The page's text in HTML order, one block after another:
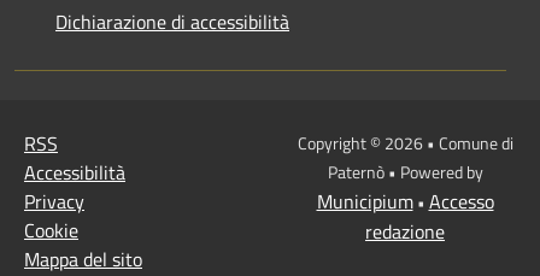
Dichiarazione di accessibilità
RSS
Accessibilità
Privacy
Cookie
Mappa del sito
Copyright © 2026 • Comune di
Paternò • Powered by
Municipium• Accesso
redazione